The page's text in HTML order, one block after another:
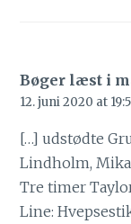
Bøger læst i
12. juni 2020 at
[…] udstødte
Lindholm,
Tre timer
Line: